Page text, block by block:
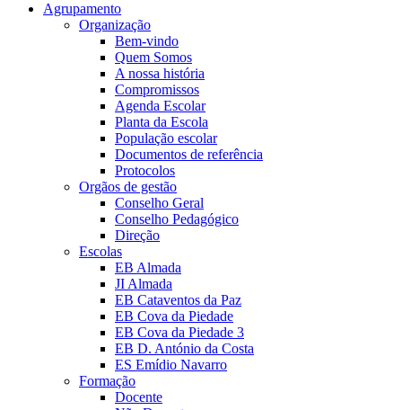
Agrupamento
Organização
Bem-vindo
Quem Somos
A nossa história
Compromissos
Agenda Escolar
Planta da Escola
População escolar
Documentos de referência
Protocolos
Orgãos de gestão
Conselho Geral
Conselho Pedagógico
Direção
Escolas
EB Almada
JI Almada
EB Cataventos da Paz
EB Cova da Piedade
EB Cova da Piedade 3
EB D. António da Costa
ES Emídio Navarro
Formação
Docente